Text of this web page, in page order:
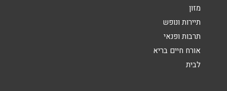
מזון
תיירות ונופש
תרבות ופנאי
אורח חיים בריא
לבית